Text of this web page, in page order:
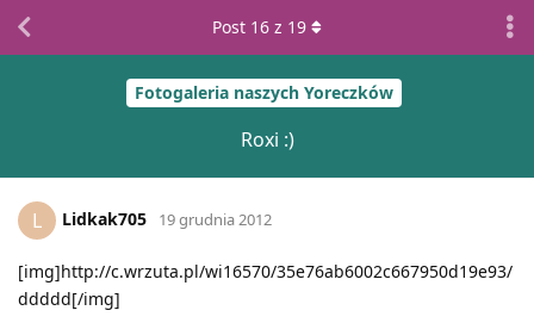
Fotogaleria naszych Yoreczków
Roxi :)
Post 16 z 19
L Lidkak705 19 grudnia 2012
[img]http://c.wrzuta.pl/wi16570/35e76ab6002c667950d19e93/
ddddd[/img]